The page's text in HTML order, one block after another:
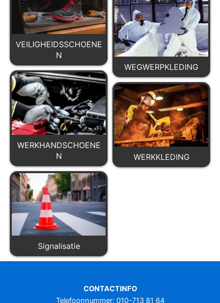
VEILIGHEIDSSCHOENE
N
WEGWERPKLEDING
WERKHANDSCHOENE
N
WERKKLEDING
Signalisatie
CONTACTINFO
Telefoonnummer: 010-713 81 64